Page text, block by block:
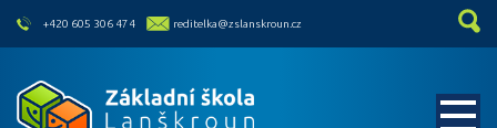
skip to main content
+420 605 306 474 reditelka@zslanskroun.cz